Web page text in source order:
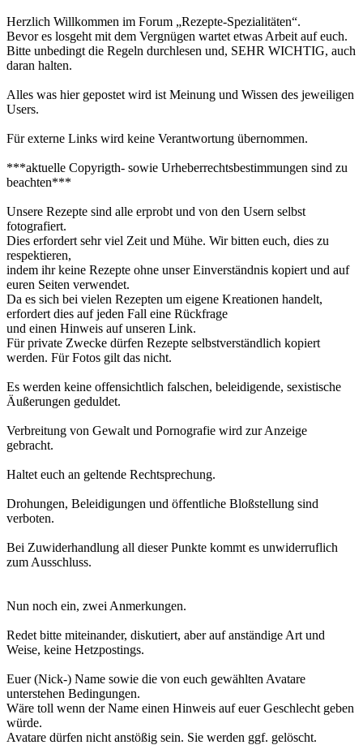
Herzlich Willkommen im Forum „Rezepte-Spezialitäten“.
Bevor es losgeht mit dem Vergnügen wartet etwas Arbeit auf euch.
Bitte unbedingt die Regeln durchlesen und, SEHR WICHTIG, auch
daran halten.
Alles was hier gepostet wird ist Meinung und Wissen des jeweiligen
Users.
Für externe Links wird keine Verantwortung übernommen.
***aktuelle Copyrigth- sowie Urheberrechtsbestimmungen sind zu
beachten***
Unsere Rezepte sind alle erprobt und von den Usern selbst
fotografiert.
Dies erfordert sehr viel Zeit und Mühe. Wir bitten euch, dies zu
respektieren,
indem ihr keine Rezepte ohne unser Einverständnis kopiert und auf
euren Seiten verwendet.
Da es sich bei vielen Rezepten um eigene Kreationen handelt,
erfordert dies auf jeden Fall eine Rückfrage
und einen Hinweis auf unseren Link.
Für private Zwecke dürfen Rezepte selbstverständlich kopiert
werden. Für Fotos gilt das nicht.
Es werden keine offensichtlich falschen, beleidigende, sexistische
Äußerungen geduldet.
Verbreitung von Gewalt und Pornografie wird zur Anzeige
gebracht.
Haltet euch an geltende Rechtsprechung.
Drohungen, Beleidigungen und öffentliche Bloßstellung sind
verboten.
Bei Zuwiderhandlung all dieser Punkte kommt es unwiderruflich
zum Ausschluss.
Nun noch ein, zwei Anmerkungen.
Redet bitte miteinander, diskutiert, aber auf anständige Art und
Weise, keine Hetzpostings.
Euer (Nick-) Name sowie die von euch gewählten Avatare
unterstehen Bedingungen.
Wäre toll wenn der Name einen Hinweis auf euer Geschlecht geben
würde.
Avatare dürfen nicht anstößig sein. Sie werden ggf. gelöscht.